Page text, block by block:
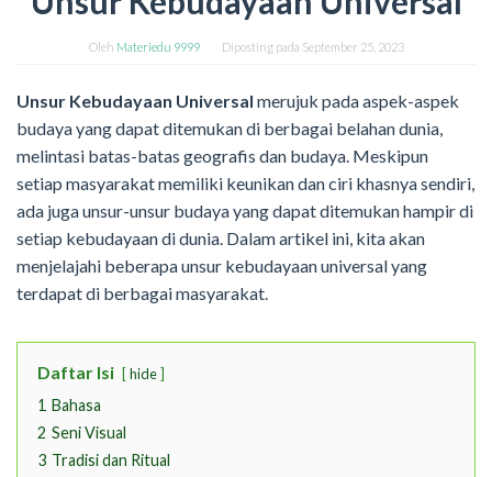
Oleh Materiedu 9999 Diposting pada September 25, 2023
Unsur Kebudayaan Universal merujuk pada aspek-aspek
budaya yang dapat ditemukan di berbagai belahan dunia,
melintasi batas-batas geografis dan budaya. Meskipun
setiap masyarakat memiliki keunikan dan ciri khasnya sendiri,
ada juga unsur-unsur budaya yang dapat ditemukan hampir di
setiap kebudayaan di dunia. Dalam artikel ini, kita akan
menjelajahi beberapa unsur kebudayaan universal yang
terdapat di berbagai masyarakat.
Daftar Isi hide
1 Bahasa
2 Seni Visual
3 Tradisi dan Ritual